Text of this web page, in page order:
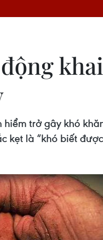
trở gây khó
kẹt là “khó biết